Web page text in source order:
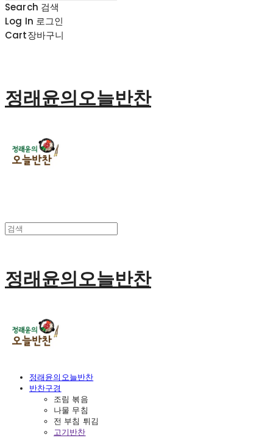
Search 검색
Log In 로그인
Cart장바구니
정래윤의오늘반찬
정래윤의오늘반찬
정래윤의오늘반찬
반찬구경
조림 볶음
나물 무침
전 부침 튀김
고기반찬